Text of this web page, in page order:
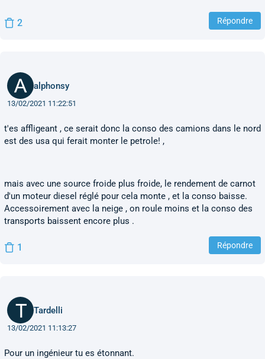
2 Répondre
alphonsy
13/02/2021 11:22:51
t'es affligeant , ce serait donc la conso des camions dans le nord
est des usa qui ferait monter le petrole! ,
mais avec une source froide plus froide, le rendement de carnot
d'un moteur diesel réglé pour cela monte , et la conso baisse.
Accessoirement avec la neige , on roule moins et la conso des
transports baissent encore plus .
1 Répondre
Tardelli
13/02/2021 11:13:27
Pour un ingénieur tu es étonnant.